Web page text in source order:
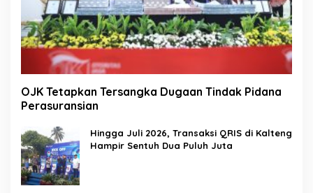
OJK Tetapkan Tersangka Dugaan Tindak Pidana
Perasuransian
Hingga Juli 2026, Transaksi QRIS di Kalteng
Hampir Sentuh Dua Puluh Juta